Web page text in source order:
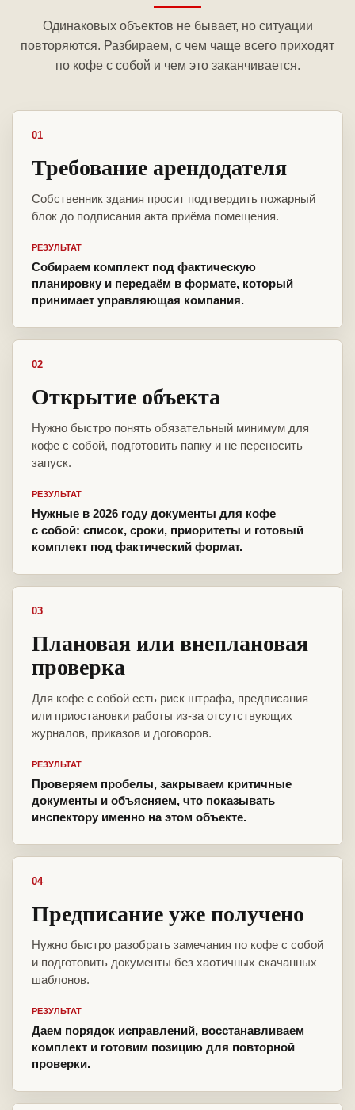
Одинаковых объектов не бывает, но ситуации
повторяются. Разбираем, с чем чаще всего приходят
по кофе с собой и чем это заканчивается.
01
Требование арендодателя
Собственник здания просит подтвердить пожарный
блок до подписания акта приёма помещения.
РЕЗУЛЬТАТ
Собираем комплект под фактическую
планировку и передаём в формате, который
принимает управляющая компания.
02
Открытие объекта
Нужно быстро понять обязательный минимум для
кофе с собой, подготовить папку и не переносить
запуск.
РЕЗУЛЬТАТ
Нужные в 2026 году документы для кофе
с собой: список, сроки, приоритеты и готовый
комплект под фактический формат.
03
Плановая или внеплановая
проверка
Для кофе с собой есть риск штрафа, предписания
или приостановки работы из-за отсутствующих
журналов, приказов и договоров.
РЕЗУЛЬТАТ
Проверяем пробелы, закрываем критичные
документы и объясняем, что показывать
инспектору именно на этом объекте.
04
Предписание уже получено
Нужно быстро разобрать замечания по кофе с собой
и подготовить документы без хаотичных скачанных
шаблонов.
РЕЗУЛЬТАТ
Даем порядок исправлений, восстанавливаем
комплект и готовим позицию для повторной
проверки.